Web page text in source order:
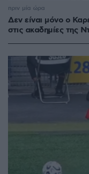
Δεν είναι μόνο ο
στις ακαδημίες της
πριν μία ώρα